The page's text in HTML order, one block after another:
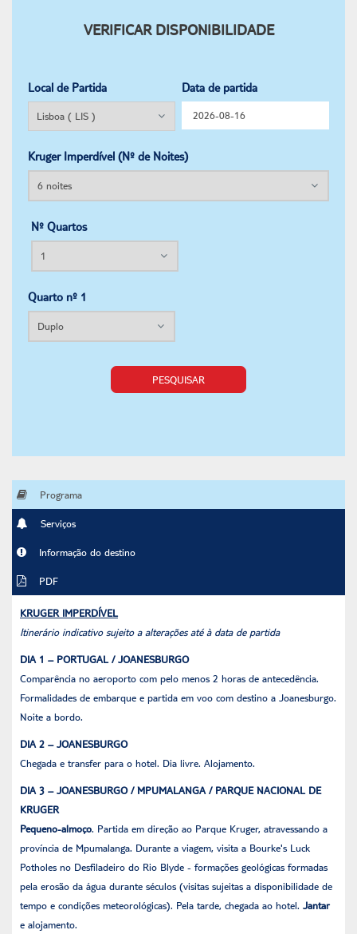
VERIFICAR DISPONIBILIDADE
Local de Partida Data de partida
Kruger Imperdível (Nº de Noites)
Nº Quartos
Quarto nº 1
PESQUISAR
Programa
Serviços
Informação do destino
PDF
KRUGER IMPERDÍVEL
Itinerário indicativo sujeito a alterações até à data de partida
DIA 1 – PORTUGAL / JOANESBURGO
Comparência no aeroporto com pelo menos 2 horas de antecedência.
Formalidades de embarque e partida em voo com destino a Joanesburgo.
Noite a bordo.
DIA 2 – JOANESBURGO
Chegada e transfer para o hotel. Dia livre. Alojamento.
DIA 3 – JOANESBURGO / MPUMALANGA / PARQUE NACIONAL DE
KRUGER
Pequeno-almoço. Partida em direção ao Parque Kruger, atravessando a
província de Mpumalanga. Durante a viagem, visita a Bourke's Luck
Potholes no Desfiladeiro do Rio Blyde - formações geológicas formadas
pela erosão da água durante séculos (visitas sujeitas a disponibilidade de
tempo e condições meteorológicas). Pela tarde, chegada ao hotel. Jantar
e alojamento.